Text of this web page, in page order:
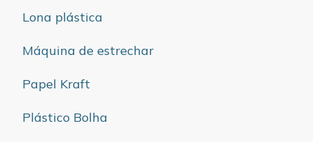
Lona plástica
Máquina de estrechar
Papel Kraft
Plástico Bolha